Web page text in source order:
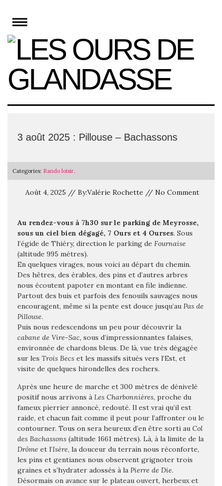
content
3 août 2025 : Pillouse – Bachassons
Categories: Rando loisir.
Août 4, 2025 // By:Valérie Rochette // No Comment
Au rendez-vous à 7h30 sur le parking de Meyrosse,
sous un ciel bien dégagé, 7 Ours et 4 Ourses. Sous
l’égide de Thiéry, direction le parking de Fournaise
(altitude 995 mètres).
En quelques virages, nous voici au départ du chemin.
Des hêtres, des érables, des pins et d’autres arbres
nous écoutent papoter en montant en file indienne.
Partout des buis et parfois des fenouils sauvages nous
encouragent, même si la pente est douce jusqu’au Pas de
Pillouse.
Puis nous redescendons un peu pour découvrir la
cabane de Vire-Sac, sous d’impressionnantes falaises,
environnée de chardons bleus. De là, vue très dégagée
sur les Trois Becs et les massifs situés vers l’Est, et
visite de quelques hirondelles des rochers.
Après une heure de marche et 300 mètres de dénivelé
positif nous arrivons à Les Charbonnières, proche du
fameux pierrier annoncé, redouté. Il est vrai qu’il est
raide, et chacun fait comme il peut pour l’affronter ou le
contourner. Tous on sera heureux d’en être sorti au Col
des Bachassons (altitude 1661 mètres). Là, à la limite de la
Drôme et l’Isère, la douceur du terrain nous réconforte,
les pins et gentianes nous observent grignoter trois
graines et s’hydrater adossés à la Pierre de Die.
Désormais on avance sur le plateau ouvert, herbeux et